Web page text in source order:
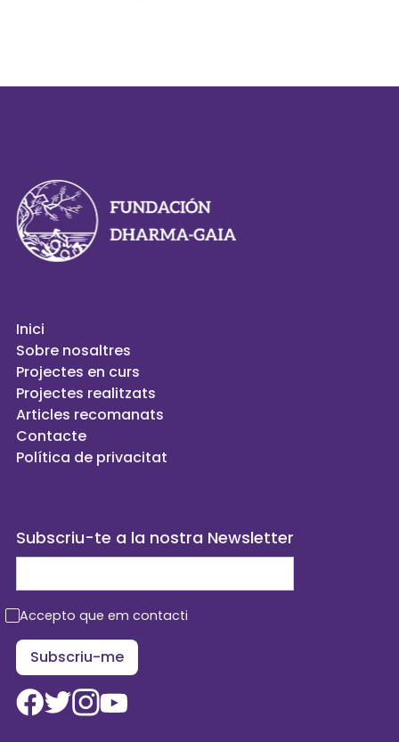
Inici
Sobre nosaltres
Projectes en curs
Projectes realitzats
Articles recomanats
Contacte
Política de privacitat
Subscriu-te a la nostra Newsletter
Accepto que em contacti